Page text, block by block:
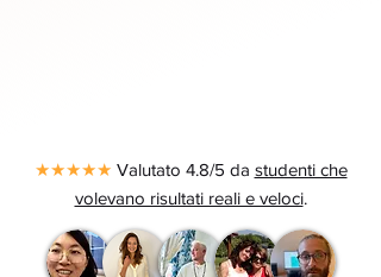
★★★★★ Valutato 4.8/5 da studenti che
volevano risultati reali e veloci.